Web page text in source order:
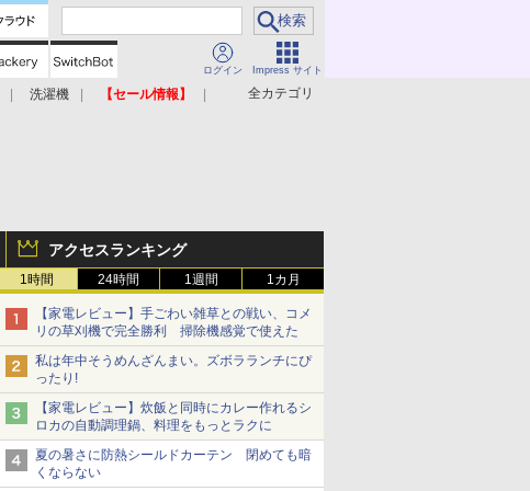
ログイン Impress サイト
全カテゴリ
洗濯機
【セール情報】
アクセスランキング
1時間 24時間 1週間 1カ月
【家電レビュー】手ごわい雑草との戦い、コメ
リの草刈機で完全勝利 掃除機感覚で使えた
私は年中そうめんざんまい。ズボラランチにぴ
ったり!
【家電レビュー】炊飯と同時にカレー作れるシ
ロカの自動調理鍋、料理をもっとラクに
夏の暑さに防熱シールドカーテン 閉めても暗
くならない